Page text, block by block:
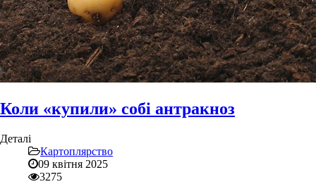
Коли «купили» собі антракноз
Деталі
Картоплярство
09 квітня 2025
3275